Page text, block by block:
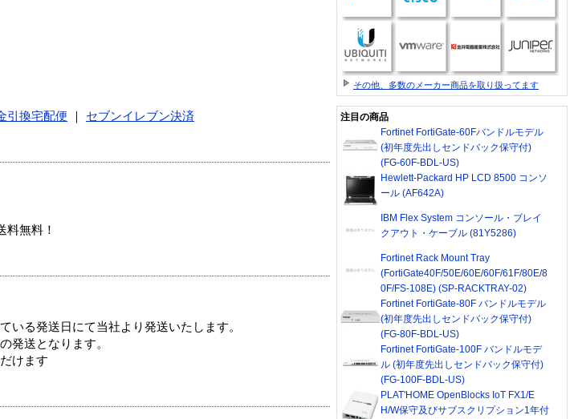
引換宅配便
セブンイレブン決済
無料！
いる発送日にて当社より発送いたします。
発送となります。
けます
その他、多数のメーカー商品を取り扱ってます
注目の商品
Fortinet FortiGate-60Fバンドルモデル
(初年度先出しセンドバック保守付)
(FG-60F-BDL-US)
Hewlett-Packard HP LCD 8500 コンソ
ール (AF642A)
IBM Flex System コンソール・ブレイ
クアウト・ケーブル (81Y5286)
Fortinet Rack Mount Tray
(FortiGate40F/50E/60E/60F/61F/80E/8
0F/FS-108E) (SP-RACKTRAY-02)
Fortinet FortiGate-80F バンドルモデル
(初年度先出しセンドバック保守付)
(FG-80F-BDL-US)
Fortinet FortiGate-100F バンドルモデ
ル (初年度先出しセンドバック保守付)
(FG-100F-BDL-US)
PLAT'HOME OpenBlocks IoT FX1/E
H/W保守及びサブスクリプション1年付